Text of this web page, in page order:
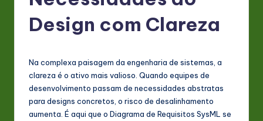
Design com Clareza
Na complexa paisagem da engenharia de sistemas, a
clareza é o ativo mais valioso. Quando equipes de
desenvolvimento passam de necessidades abstratas
para designs concretos, o risco de desalinhamento
aumenta. É aqui que o Diagrama de Requisitos SysML se